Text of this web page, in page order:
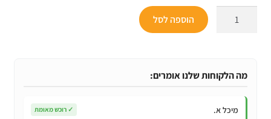
לקוחות
הקסם
מושלמת
הוספה לסל
מה הלקוחות שלנו אומרים:
מיכל א. ✓ רוכש מאומת